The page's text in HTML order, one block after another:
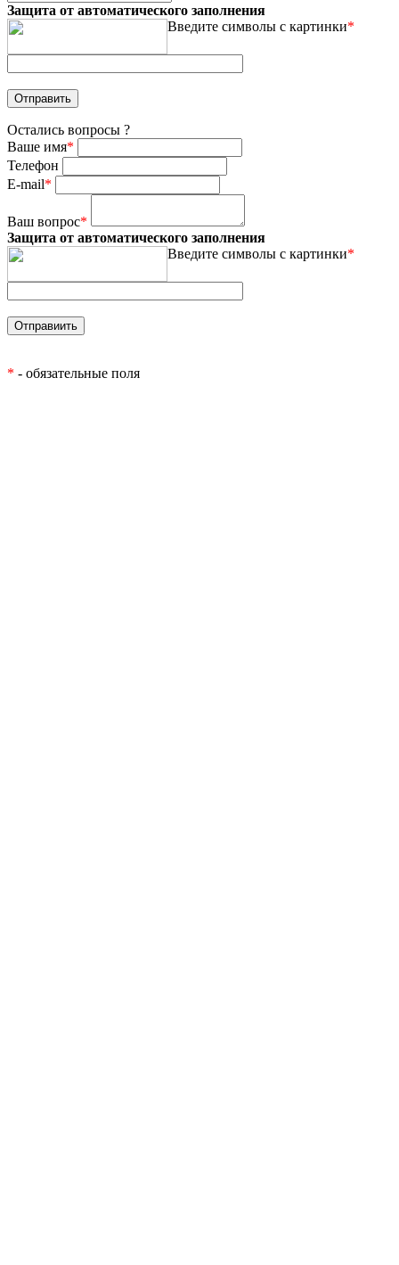
Защита от автоматического заполнения
Введите символы с картинки*
Остались вопросы ?
Ваше имя*
Телефон
E-mail*
Ваш вопрос*
Защита от автоматического заполнения
Введите символы с картинки*
* - обязательные поля